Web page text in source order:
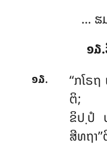
… ຘ
໑໓
໑໓. ‘‘ກໂຣຖ
ຕິ;
ຂິປ຺ປໍ
ສີທຖາ